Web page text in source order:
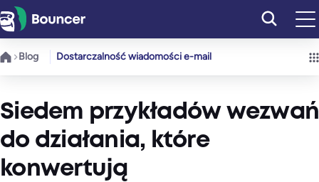
Przejdź
do
treści
Blog Dostarczalność wiadomości e-mail
Siedem przykładów wezwań
do działania, które
konwertują